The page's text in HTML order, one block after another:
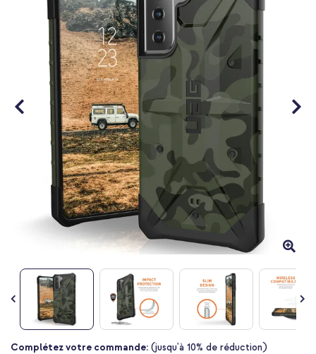
Passer
Complétez votre commande: (jusqu'à 10% de réduction)